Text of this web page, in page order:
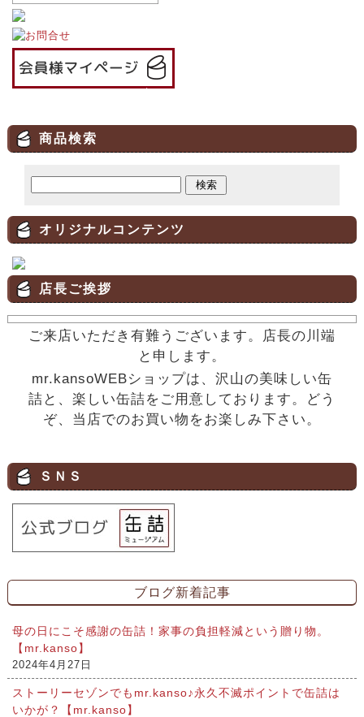
商品検索
オリジナルコンテンツ
店長ご挨拶
ご来店いただき有難うございます。店長の川端
と申します。
mr.kansoWEBショップは、沢山の美味しい缶
詰と、楽しい缶詰をご用意しております。どう
ぞ、当店でのお買い物をお楽しみ下さい。
ＳＮＳ
ブログ新着記事
母の日にこそ感謝の缶詰！家事の負担軽減という贈り物。
【mr.kanso】
2024年4月27日
ストーリーセゾンでもmr.kanso♪永久不滅ポイントで缶詰は
いかが？【mr.kanso】